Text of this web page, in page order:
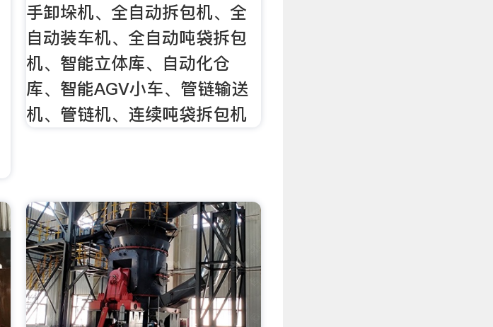
手卸垛机、全自动拆包机、全
自动装车机、全自动吨袋拆包
机、智能立体库、自动化仓
库、智能AGV小车、管链输送
机、管链机、连续吨袋拆包机